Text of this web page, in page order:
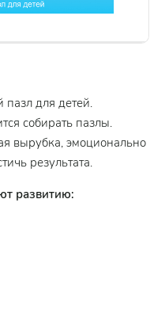
для детей.
собирать пазлы.
вырубка, эмоционально
результата.
развитию: